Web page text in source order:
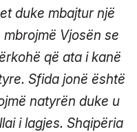
duke mbajtur një
Vjosën se
që ata i kanë
Sfida jonë është
natyrën duke u
i lagjes. Shqipëria